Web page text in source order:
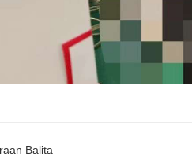
Balita